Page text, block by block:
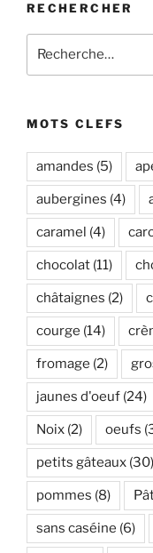
RECHERCHER
pour
MOTS CLEFS
amandes (5)
aubergines (4)
caramel (4)
chocolat (11)
châtaignes (2)
courge (14)
fromage (2)
jaunes d'oeuf (24)
Noix (2) oeufs
petits gâteaux (30)
pommes (8)
sans caséine (6)